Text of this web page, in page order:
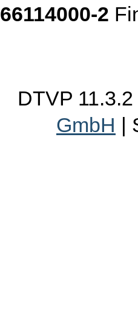
66114000-2
DTVP 11.3.2
GmbH |